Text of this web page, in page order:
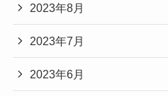
2023年8月
2023年7月
2023年6月